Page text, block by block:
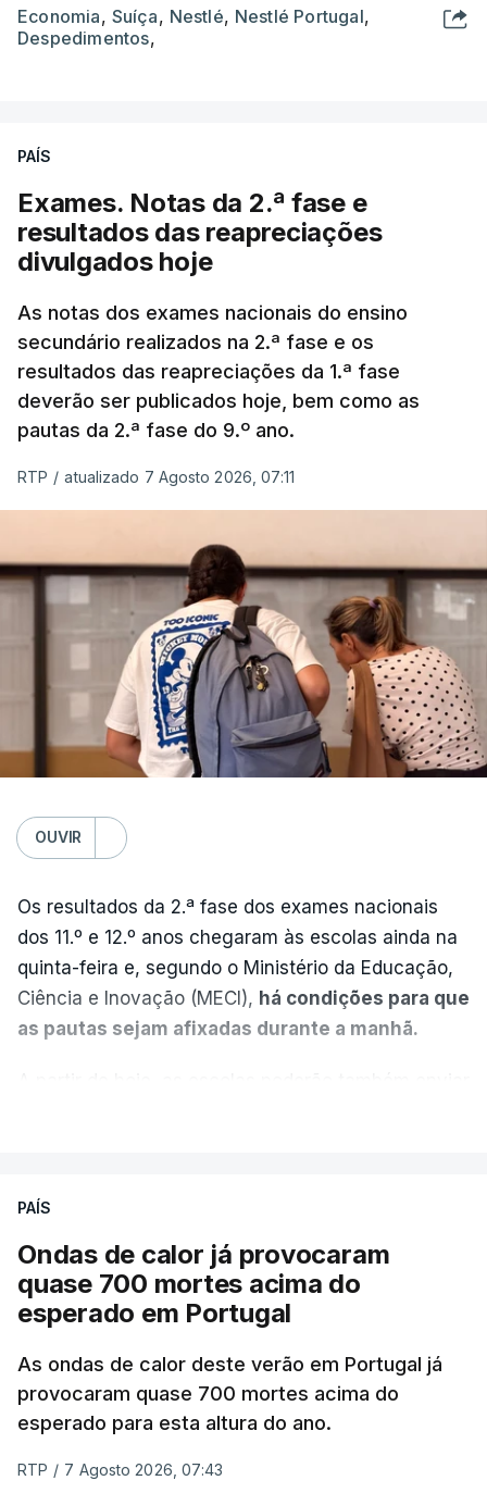
Economia, Suíça, Nestlé, Nestlé Portugal,
Despedimentos,
PAÍS
Exames. Notas da 2.ª fase e
resultados das reapreciações
divulgados hoje
As notas dos exames nacionais do ensino
secundário realizados na 2.ª fase e os
resultados das reapreciações da 1.ª fase
deverão ser publicados hoje, bem como as
pautas da 2.ª fase do 9.º ano.
RTP / atualizado 7 Agosto 2026, 07:11
OUVIR
Os resultados da 2.ª fase dos exames nacionais
dos 11.º e 12.º anos chegaram às escolas ainda na
quinta-feira e, segundo o Ministério da Educação,
Ciência e Inovação (MECI), há condições para que
as pautas sejam afixadas durante a manhã.
dependia da apresentação de um requerimento,
mas o Governo decidiu, a partir deste ano,
disponibilizar a cópia dos exames classificados a
e rigor do processo" devido às falhas na
classificação eletrónica.
Serão também publicadas as notas da 2.ª fase
PAÍS
Ondas de calor já provocaram
quase 700 mortes acima do
esperado em Portugal
As ondas de calor deste verão em Portugal já
provocaram quase 700 mortes acima do
esperado para esta altura do ano.
RTP / 7 Agosto 2026, 07:43